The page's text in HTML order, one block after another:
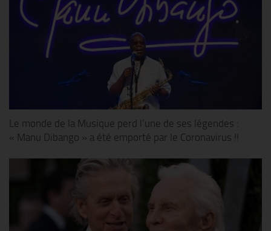
Le monde de la Musique perd l’une de ses légendes :
« Manu Dibango » a été emporté par le Coronavirus !!